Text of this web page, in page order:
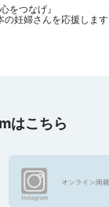
をつなげ』
の妊婦さんを応援します
はこちら